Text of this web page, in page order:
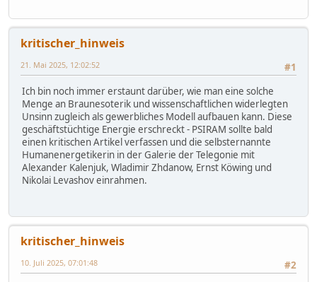
kritischer_hinweis
#1
21. Mai 2025, 12:02:52
Ich bin noch immer erstaunt darüber, wie man eine solche
Menge an Braunesoterik und wissenschaftlichen widerlegten
Unsinn zugleich als gewerbliches Modell aufbauen kann. Diese
geschäftstüchtige Energie erschreckt - PSIRAM sollte bald
einen kritischen Artikel verfassen und die selbsternannte
Humanenergetikerin in der Galerie der Telegonie mit
Alexander Kalenjuk, Wladimir Zhdanow, Ernst Köwing und
Nikolai Levashov einrahmen.
kritischer_hinweis
#2
10. Juli 2025, 07:01:48